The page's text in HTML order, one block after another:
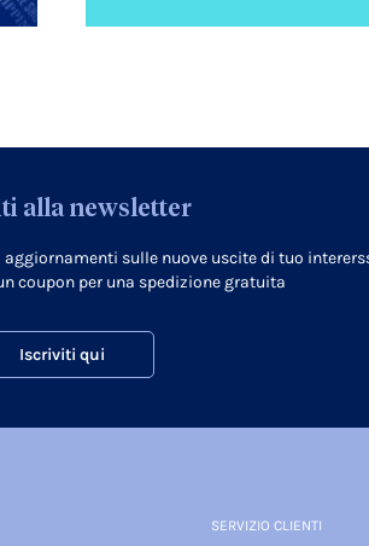
alla newsletter
sulle nuove uscite di tuo
coupon per una spedizione gratuita
Iscriviti qui
SERVIZIO CLIENTI